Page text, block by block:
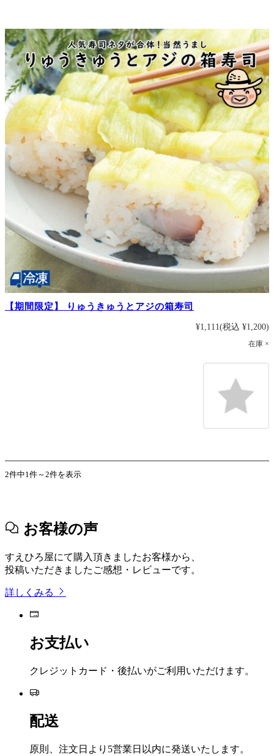
【期間限定】 りゅうきゅうとアジの箱寿司
¥1,111(税込 ¥1,200)
在庫 ×
2件中1件～2件を表示
お客様の声
すえひろ屋にて購入頂きましたお客様から、
投稿いただきましたご感想・レビューです。
詳しくみる
お支払い
クレジットカード・後払いがご利用いただけます。
配送
原則、注文日より5営業日以内に発送いたします。